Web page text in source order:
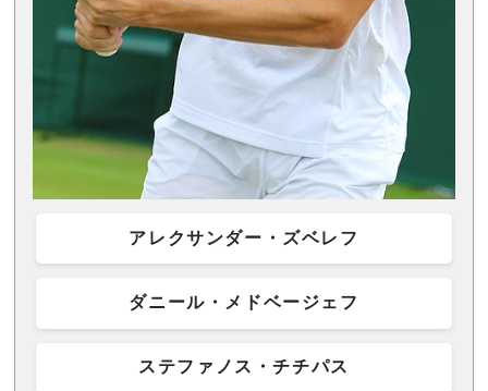
アレクサンダー・ズベレフ
ダニール・メドベージェフ
ステファノス・チチパス